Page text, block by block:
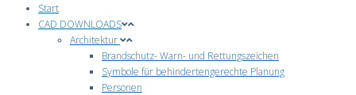
Start
CAD DOWNLOADS
Architektur
Brandschutz- Warn- und Rettungszeichen
Symbole für behindertengerechte Planung
Personen